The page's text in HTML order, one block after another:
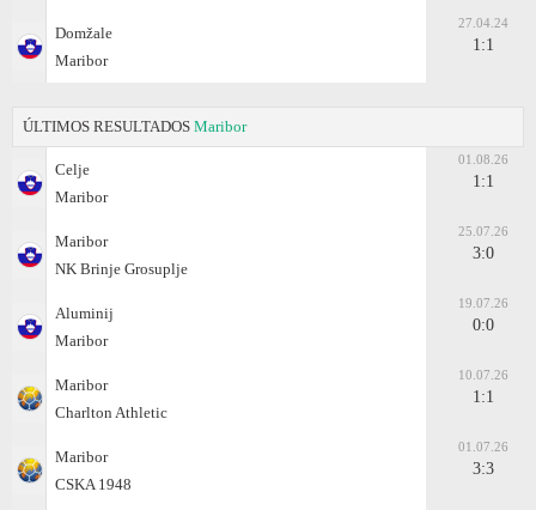
Domžale
Maribor
27.04.24
1:1
ÚLTIMOS RESULTADOS Maribor
Celje
Maribor
01.08.26
1:1
Maribor
NK Brinje Grosuplje
25.07.26
3:0
Aluminij
Maribor
19.07.26
0:0
Maribor
Charlton Athletic
10.07.26
1:1
Maribor
CSKA 1948
01.07.26
3:3